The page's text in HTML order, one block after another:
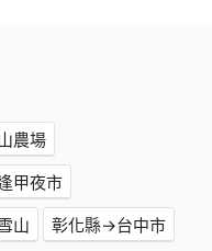
農場
甲夜市
山
彰化縣→台中市